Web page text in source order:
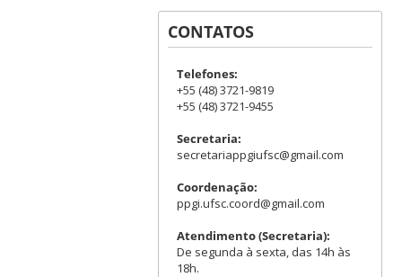
CONTATOS
Telefones:
+55 (48) 3721-9819
+55 (48) 3721-9455
Secretaria:
secretariappgiufsc@gmail.com
Coordenação:
ppgi.ufsc.coord@gmail.com
Atendimento (Secretaria):
De segunda à sexta, das 14h às
18h.